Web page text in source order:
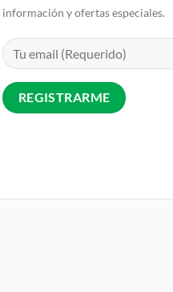
información y ofertas especiales.